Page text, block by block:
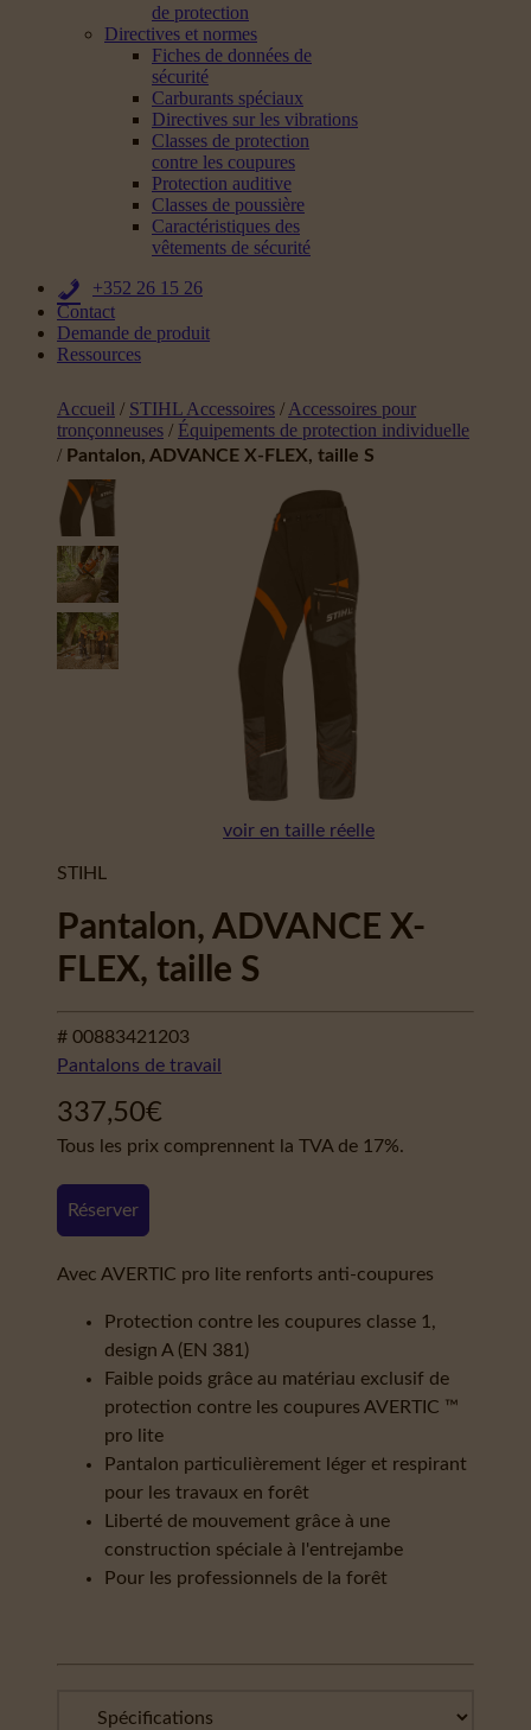
de protection
Directives et normes
Fiches de données de
sécurité
Carburants spéciaux
Directives sur les vibrations
Classes de protection
contre les coupures
Protection auditive
Classes de poussière
Caractéristiques des
vêtements de sécurité
+352 26 15 26
Contact
Demande de produit
Ressources
Accueil / STIHL Accessoires / Accessoires pour
tronçonneuses / Équipements de protection individuelle
/ Pantalon, ADVANCE X-FLEX, taille S
voir en taille réelle
STIHL
Pantalon, ADVANCE X-
FLEX, taille S
# 00883421203
Pantalons de travail
337,50€
Tous les prix comprennent la TVA de 17%.
Réserver
Avec AVERTIC pro lite renforts anti-coupures
Protection contre les coupures classe 1,
design A (EN 381)
Faible poids grâce au matériau exclusif de
protection contre les coupures AVERTIC ™
pro lite
Pantalon particulièrement léger et respirant
pour les travaux en forêt
Liberté de mouvement grâce à une
construction spéciale à l'entrejambe
Pour les professionnels de la forêt